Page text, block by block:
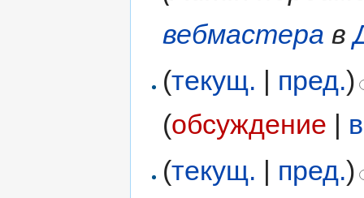
вебмастера в
(текущ. | пред.)
(обсуждение |
(текущ. пред.)